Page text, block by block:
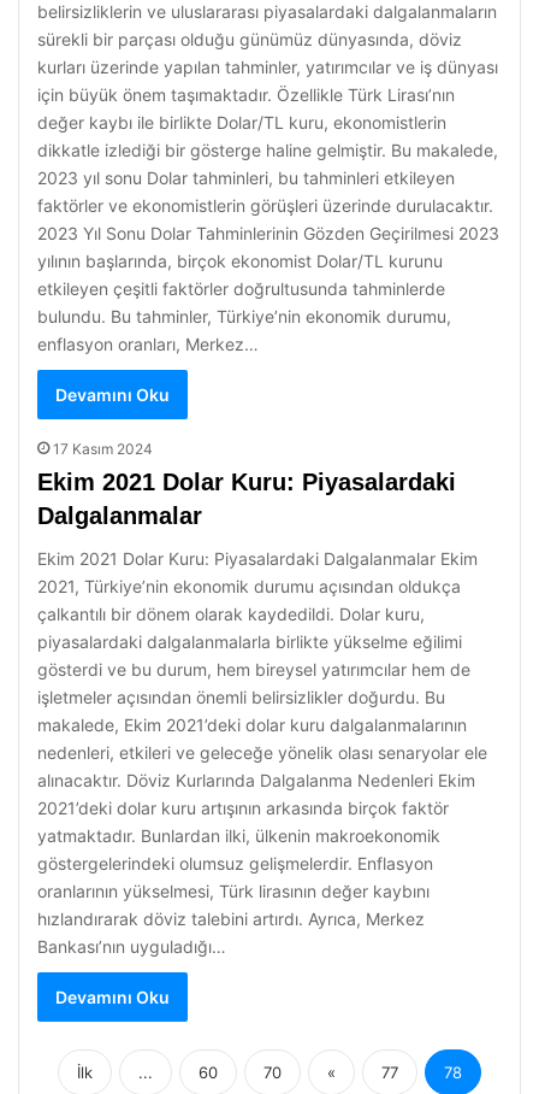
belirsizliklerin ve uluslararası piyasalardaki dalgalanmaların
sürekli bir parçası olduğu günümüz dünyasında, döviz
kurları üzerinde yapılan tahminler, yatırımcılar ve iş dünyası
için büyük önem taşımaktadır. Özellikle Türk Lirası’nın
değer kaybı ile birlikte Dolar/TL kuru, ekonomistlerin
dikkatle izlediği bir gösterge haline gelmiştir. Bu makalede,
2023 yıl sonu Dolar tahminleri, bu tahminleri etkileyen
faktörler ve ekonomistlerin görüşleri üzerinde durulacaktır.
2023 Yıl Sonu Dolar Tahminlerinin Gözden Geçirilmesi 2023
yılının başlarında, birçok ekonomist Dolar/TL kurunu
etkileyen çeşitli faktörler doğrultusunda tahminlerde
bulundu. Bu tahminler, Türkiye’nin ekonomik durumu,
enflasyon oranları, Merkez…
Devamını Oku
17 Kasım 2024
Ekim 2021 Dolar Kuru: Piyasalardaki
Dalgalanmalar
Ekim 2021 Dolar Kuru: Piyasalardaki Dalgalanmalar Ekim
2021, Türkiye’nin ekonomik durumu açısından oldukça
çalkantılı bir dönem olarak kaydedildi. Dolar kuru,
piyasalardaki dalgalanmalarla birlikte yükselme eğilimi
gösterdi ve bu durum, hem bireysel yatırımcılar hem de
işletmeler açısından önemli belirsizlikler doğurdu. Bu
makalede, Ekim 2021’deki dolar kuru dalgalanmalarının
nedenleri, etkileri ve geleceğe yönelik olası senaryolar ele
alınacaktır. Döviz Kurlarında Dalgalanma Nedenleri Ekim
2021’deki dolar kuru artışının arkasında birçok faktör
yatmaktadır. Bunlardan ilki, ülkenin makroekonomik
göstergelerindeki olumsuz gelişmelerdir. Enflasyon
oranlarının yükselmesi, Türk lirasının değer kaybını
hızlandırarak döviz talebini artırdı. Ayrıca, Merkez
Bankası’nın uyguladığı…
Devamını Oku
İlk ... 60 70 « 77 78